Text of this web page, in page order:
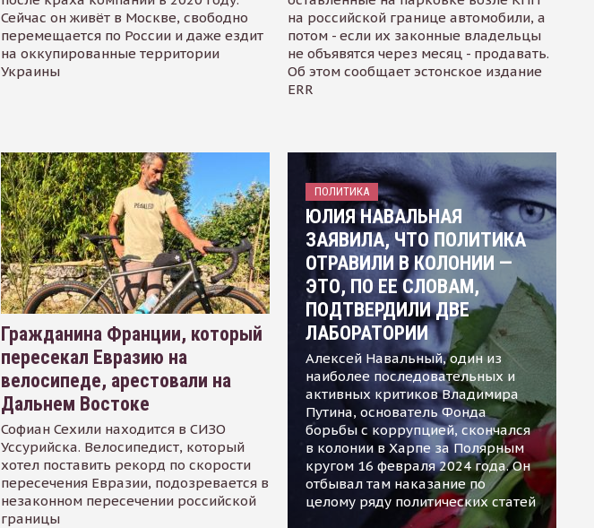
Сейчас он живёт в Москве, свободно
перемещается по России и даже ездит
на оккупированные территории
Украины
на российской границе автомобили, а
потом - если их законные владельцы
не объявятся через месяц - продавать.
Об этом сообщает эстонское издание
ERR
Гражданина Франции, который
пересекал Евразию на
велосипеде, арестовали на
Дальнем Востоке
Софиан Сехили находится в СИЗО
Уссурийска. Велосипедист, который
хотел поставить рекорд по скорости
пересечения Евразии, подозревается в
незаконном пересечении российской
границы
ПОЛИТИКА
ЮЛИЯ НАВАЛЬНАЯ
ЗАЯВИЛА, ЧТО ПОЛИТИКА
ОТРАВИЛИ В КОЛОНИИ —
ЭТО, ПО ЕЕ СЛОВАМ,
ПОДТВЕРДИЛИ ДВЕ
ЛАБОРАТОРИИ
Алексей Навальный, один из
наиболее последовательных и
активных критиков Владимира
Путина, основатель Фонда
борьбы с коррупцией, скончался
в колонии в Харпе за Полярным
кругом 16 февраля 2024 года. Он
отбывал там наказание по
целому ряду политических статей